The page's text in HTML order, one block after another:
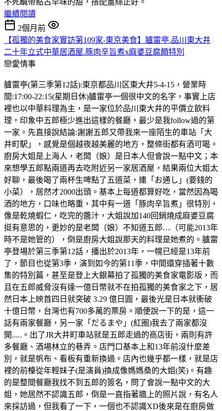
繼續閱讀
2個月前
【孤獨的美食家實訪第109家-東京美食】臚雷亭.品川東大井
二十年立式中華居酒屋.豚肉辛旨煮x麻婆豆腐頗特別
戀愛情事
臚雷亭(第三季第12話):東京都品川区東大井5-4-15，營業時
間:17:00-22:15(星期日休)臚雷亭一個很中文的名字，事實上店
裡也以中華料理為主，是一家位於品川東大井的平價立飲料
理，印象中五郎極少進出這樣的餐廳，最少是我follow過的第
一家。先直接說結論:謝謝五郎又帶我來一座陌生的車站「大
井町駅」，感覺是個越夜越美麗的地方，整條街都有酒可喝。
廚房大姐是上海人，老闆（娘）是日本人但會說一點中文；本
來想學五郎點兩道再去吃附近另一家居酒屋，結果兩位大姐太
好聊，最後喝了兩杯生啤點了五道菜，連「お通し」(要錢的
小菜），居然才2000出頭。基本上每道都算好吃，當然因為喝
酒的地方，口味也略重，其中有一道「豚肉辛旨煮」很特別，
像是乾燒蝦仁，吃完的醬汁，大姐說加140回鍋燒成麻婆豆腐
挺有意思的，更妙的是老闆（娘）不知道五郎…（可能2013年
時不是她管的），倒是廚房大姐說那天的料理是她煮的。臚雷
亭登場於第三季第12話，播出於2013年，一幌已經是13年前
了，節目也從第3季，演到如今的第11季，中間還穿插著十數
集的特別篇，甚至是登上大銀幕拍了孤獨的美食家電影版，而
且在五郎威脅沒有達一億日幣就不在拍孤獨的美食家之下，居
然日本上映首四日就突破 3.29 億日圓，最後光是日本就衝破
十億日幣，台灣也有700多萬的票房。順便說一下的是，這一
話有兩家餐廳，另一家「だるまや」(紅圈)我去了兩家都沒
開.....。出了JR大井町車站就是五郎走過的商店街，兩則有許
多餐廳、酒場林立的巷弄。店門口基本上和13年前沒什麼差
別，就是帆布、看板有重新換過。店內也幾乎都一樣，就是店
裡的前檯從年輕妹子(是演員)換成像媽媽桑的大姐(笑)。有趣
的是整間餐廳我找不到五郎的簽名，問了會說一點中文的大
姐，她居然不認識五郎，倒是一直指著牆上的照片說，有名人
來採訪過，但我看了一下，一個也不認識XD後來是在廚房做